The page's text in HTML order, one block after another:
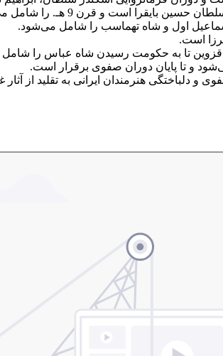
است و قرن 9 هـ. را شامل می‌شود.
اول و شاه تهماسب را شامل می‌شود.
است.
قزوین تا به حکومت رسیدن شاه عباس را
و تا پایان دوران صفوی برقرار است.
دلباختگی هنرمندان ایرانی به تقلید از آثار